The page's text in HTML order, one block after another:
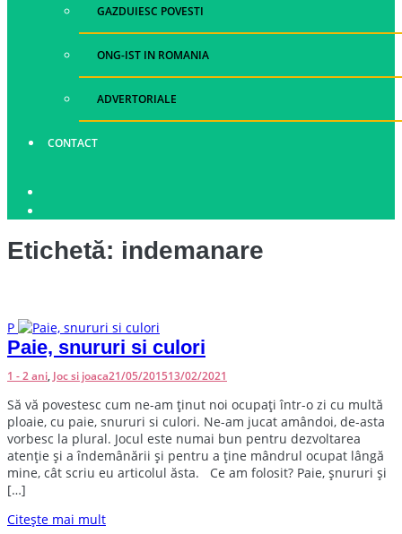
GAZDUIESC POVESTI
ONG-IST IN ROMANIA
ADVERTORIALE
CONTACT
Etichetă: indemanare
P
Paie, snururi si culori
1 - 2 ani, Joc si joaca21/05/201513/02/2021
Să vă povestesc cum ne-am ținut noi ocupați într-o zi cu multă
ploaie, cu paie, snururi si culori. Ne-am jucat amândoi, de-asta
vorbesc la plural. Jocul este numai bun pentru dezvoltarea
atenție și a îndemânării și pentru a ține mândrul ocupat lângă
mine, cât scriu eu articolul ăsta. Ce am folosit? Paie, șnururi și
[…]
Citește mai mult